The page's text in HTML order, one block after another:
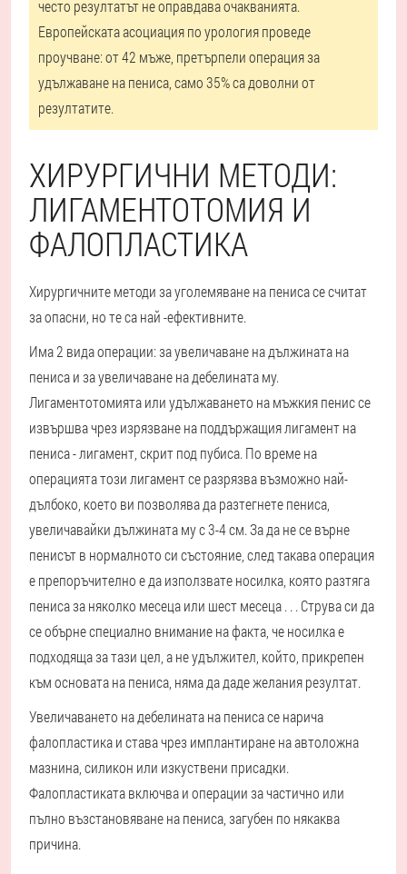
често резултатът не оправдава очакванията.
Европейската асоциация по урология проведе
проучване: от 42 мъже, претърпели операция за
удължаване на пениса, само 35% са доволни от
резултатите.
ХИРУРГИЧНИ МЕТОДИ:
ЛИГАМЕНТОТОМИЯ И
ФАЛОПЛАСТИКА
Хирургичните методи за уголемяване на пениса се считат
за опасни, но те са най -ефективните.
Има 2 вида операции: за увеличаване на дължината на
пениса и за увеличаване на дебелината му.
Лигаментотомията или удължаването на мъжкия пенис се
извършва чрез изрязване на поддържащия лигамент на
пениса - лигамент, скрит под пубиса. По време на
операцията този лигамент се разрязва възможно най-
дълбоко, което ви позволява да разтегнете пениса,
увеличавайки дължината му с 3-4 см. За да не се върне
пенисът в нормалното си състояние, след такава операция
е препоръчително е да използвате носилка, която разтяга
пениса за няколко месеца или шест месеца . . . Струва си да
се обърне специално внимание на факта, че носилка е
подходяща за тази цел, а не удължител, който, прикрепен
към основата на пениса, няма да даде желания резултат.
Увеличаването на дебелината на пениса се нарича
фалопластика и става чрез имплантиране на автоложна
мазнина, силикон или изкуствени присадки.
Фалопластиката включва и операции за частично или
пълно възстановяване на пениса, загубен по някаква
причина.